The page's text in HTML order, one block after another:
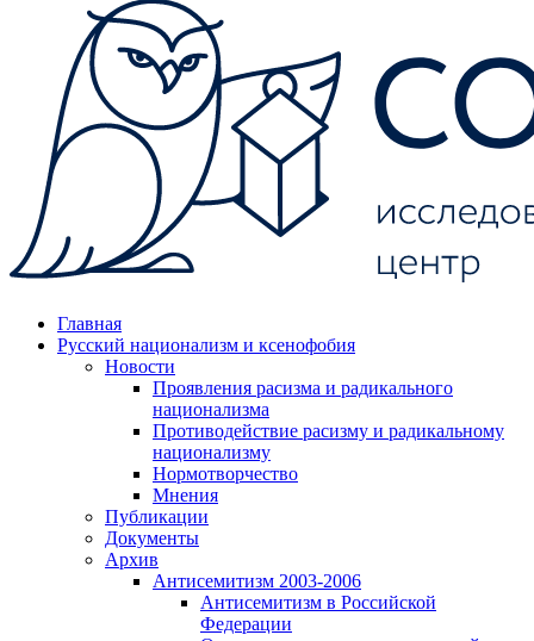
Главная
Русский национализм и ксенофобия
Новости
Проявления расизма и радикального
национализма
Противодействие расизму и радикальному
национализму
Нормотворчество
Мнения
Публикации
Документы
Архив
Антисемитизм 2003-2006
Антисемитизм в Российской
Федерации